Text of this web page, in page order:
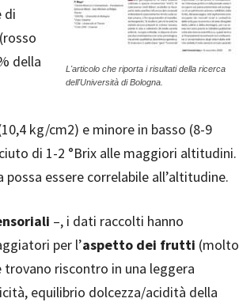
L'articolo che riporta i risultati della ricerca
dell'Università di Bologna.
di
della
kg/cm2) e minore in basso (8-9
di 1-2 °Brix alle maggiori altitudini.
possa essere correlabile all’altitudine.
–, i dati raccolti hanno
per l’aspetto dei frutti (molto
riscontro in una leggera
equilibrio dolcezza/acidità della